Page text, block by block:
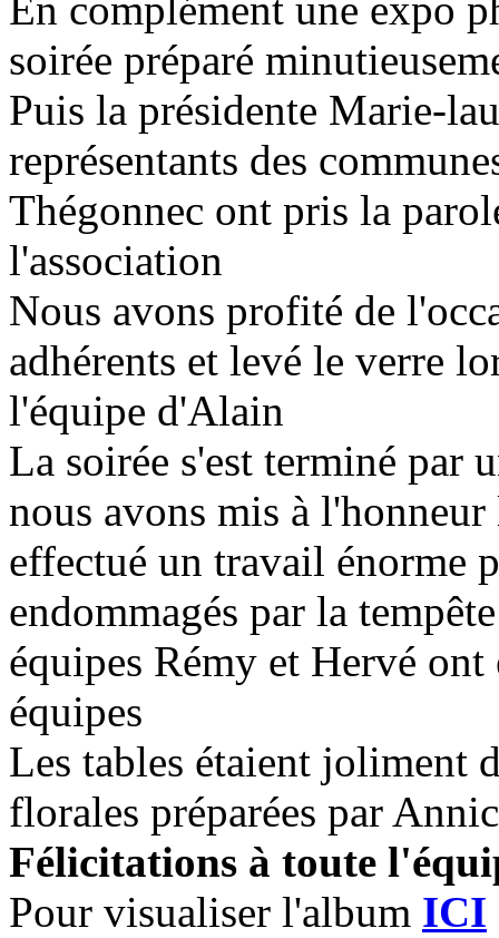
En complément une expo
soirée préparé
Puis la présidente Marie-
représentants des
Thégonnec ont pris la
l'association
Nous avons profité de
adhérents et levé le verre
l'équipe d'Alain
La soirée s'est terminé par
nous avons mis à
effectué un travail énorme
endommagés par la
équipes Rémy et Hervé ont
équipes
Les tables étaient joliment
florales préparées par
Félicitations à toute
Pour visualiser l'album ICI